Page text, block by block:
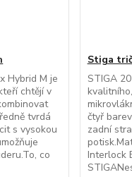
Hybrid M je
chtějí v
tvrdá
s vysokou
co
Stiga
STIGA
čtyř
zadní
Interlock